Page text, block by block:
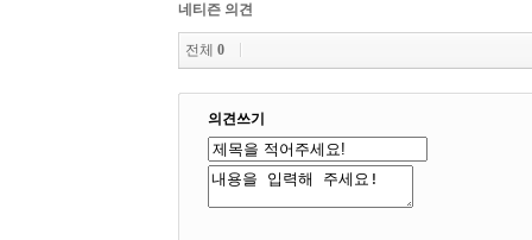
네티즌 의견
전체 0
의견쓰기